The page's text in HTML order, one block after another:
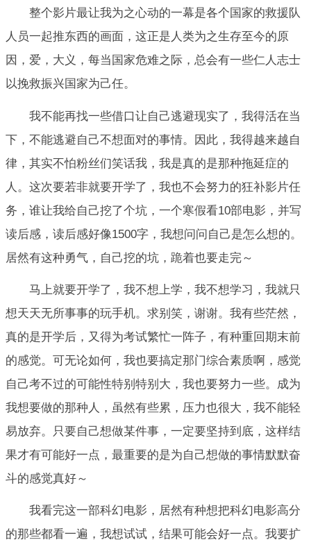
整个影片最让我为之心动的一幕是各个国家的救援队
人员一起推东西的画面，这正是人类为之生存至今的原
因，爱，大义，每当国家危难之际，总会有一些仁人志士
以挽救振兴国家为己任。
我不能再找一些借口让自己逃避现实了，我得活在当
下，不能逃避自己不想面对的事情。因此，我得越来越自
律，其实不怕粉丝们笑话我，我是真的是那种拖延症的
人。这次要若非就要开学了，我也不会努力的狂补影片任
务，谁让我给自己挖了个坑，一个寒假看10部电影，并写
读后感，读后感好像1500字，我想问问自己是怎么想的。
居然有这种勇气，自己挖的坑，跪着也要走完～
马上就要开学了，我不想上学，我不想学习，我就只
想天天无所事事的玩手机。求别笑，谢谢。我有些茫然，
真的是开学后，又得为考试繁忙一阵子，有种重回期末前
的感觉。可无论如何，我也要搞定那门综合素质啊，感觉
自己考不过的可能性特别特别大，我也要努力一些。成为
我想要做的那种人，虽然有些累，压力也很大，我不能轻
易放弃。只要自己想做某件事，一定要坚持到底，这样结
果才有可能好一点，最重要的是为自己想做的事情默默奋
斗的感觉真好～
我看完这一部科幻电影，居然有种想把科幻电影高分
的那些都看一遍，我想试试，结果可能会好一点。我要扩